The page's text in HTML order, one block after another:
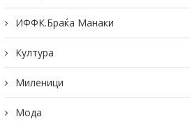
ИФФК.Браќа Манаки
Култура
Миленици
Мода